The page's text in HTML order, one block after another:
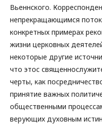
Вьеннского.
непрекращающимся
конкретных примерах
жизни церковных
некоторые другие
что этос
черты, как
принятие важных
общественными
верующих духовным